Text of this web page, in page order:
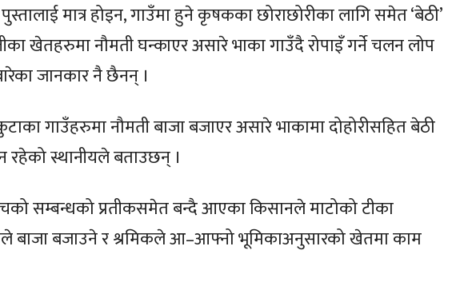
मात्र होइन, गाउँमा हुने कृषकका छोराछोरीका लागि समेत ‘बेठी’
खेतहरुमा नौमती घन्काएर असारे भाका गाउँदै रोपाइँ गर्ने चलन लोप
जानकार नै छैनन् ।
गाउँहरुमा नौमती बाजा बजाएर असारे भाकामा दोहोरीसहित बेठी
रहेको स्थानीयले बताउछन् ।
सम्बन्धको प्रतीकसमेत बन्दै आएका किसानले माटोको टीका
बाजा बजाउने र श्रमिकले आ–आफ्नो भूमिकाअनुसारको खेतमा काम